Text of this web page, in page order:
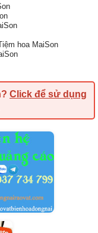
hoa MaiSon
Click để sử dụng